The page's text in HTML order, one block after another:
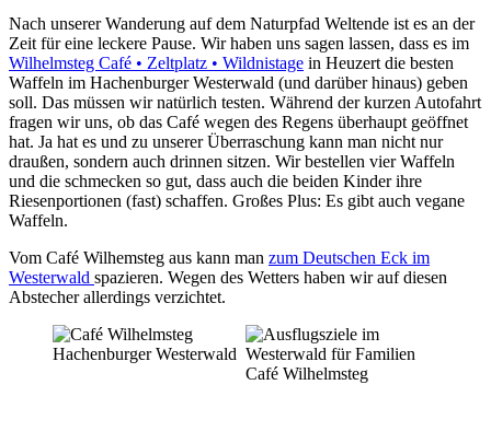
Nach unserer Wanderung auf dem Naturpfad Weltende ist es an der
Zeit für eine leckere Pause. Wir haben uns sagen lassen, dass es im
Wilhelmsteg Café • Zeltplatz • Wildnistage in Heuzert die besten
Waffeln im Hachenburger Westerwald (und darüber hinaus) geben
soll. Das müssen wir natürlich testen. Während der kurzen Autofahrt
fragen wir uns, ob das Café wegen des Regens überhaupt geöffnet
hat. Ja hat es und zu unserer Überraschung kann man nicht nur
draußen, sondern auch drinnen sitzen. Wir bestellen vier Waffeln
und die schmecken so gut, dass auch die beiden Kinder ihre
Riesenportionen (fast) schaffen. Großes Plus: Es gibt auch vegane
Waffeln.
Vom Café Wilhemsteg aus kann man zum Deutschen Eck im
Westerwald spazieren. Wegen des Wetters haben wir auf diesen
Abstecher allerdings verzichtet.